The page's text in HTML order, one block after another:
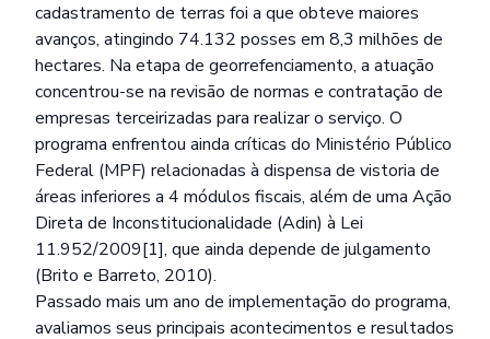
cadastramento de terras foi a que obteve maiores
avanços, atingindo 74.132 posses em 8,3 milhões de
hectares. Na etapa de georrefenciamento, a atuação
concentrou-se na revisão de normas e contratação de
empresas terceirizadas para realizar o serviço. O
programa enfrentou ainda críticas do Ministério Público
Federal (MPF) relacionadas à dispensa de vistoria de
áreas inferiores a 4 módulos fiscais, além de uma Ação
Direta de Inconstitucionalidade (Adin) à Lei
11.952/2009[1], que ainda depende de julgamento
(Brito e Barreto, 2010).
Passado mais um ano de implementação do programa,
avaliamos seus principais acontecimentos e resultados